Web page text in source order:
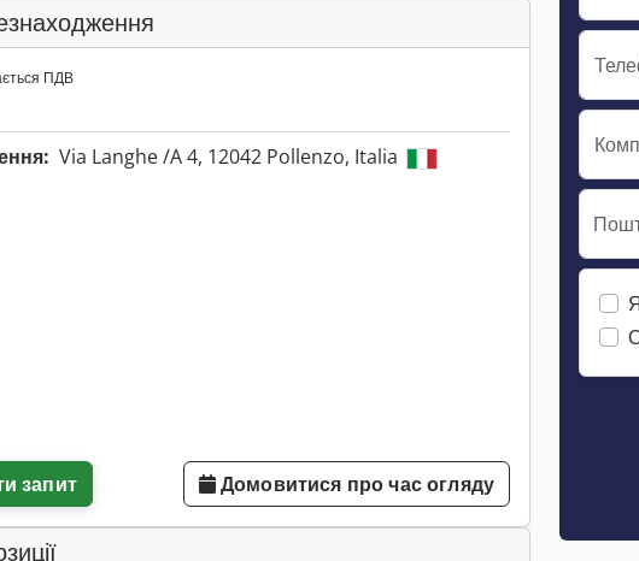
ПДВ
Via Langhe /A 4, 12042 Pollenzo, Italia
запит Домовитися про час огляду